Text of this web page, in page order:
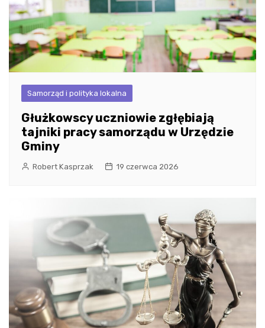
Samorząd i polityka lokalna
Głużkowscy uczniowie zgłębiają
tajniki pracy samorządu w Urzędzie
Gminy
Robert Kasprzak 19 czerwca 2026